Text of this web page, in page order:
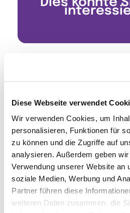
Diese Webseite verwendet
Wir verwenden Cookies, um
personalisieren, Funktionen für
zu können und die Zugriffe auf
analysieren. Außerdem geben
Verwendung unserer Website an
soziale Medien, Werbung und
Partner führen diese
weiteren Daten zusammen, die